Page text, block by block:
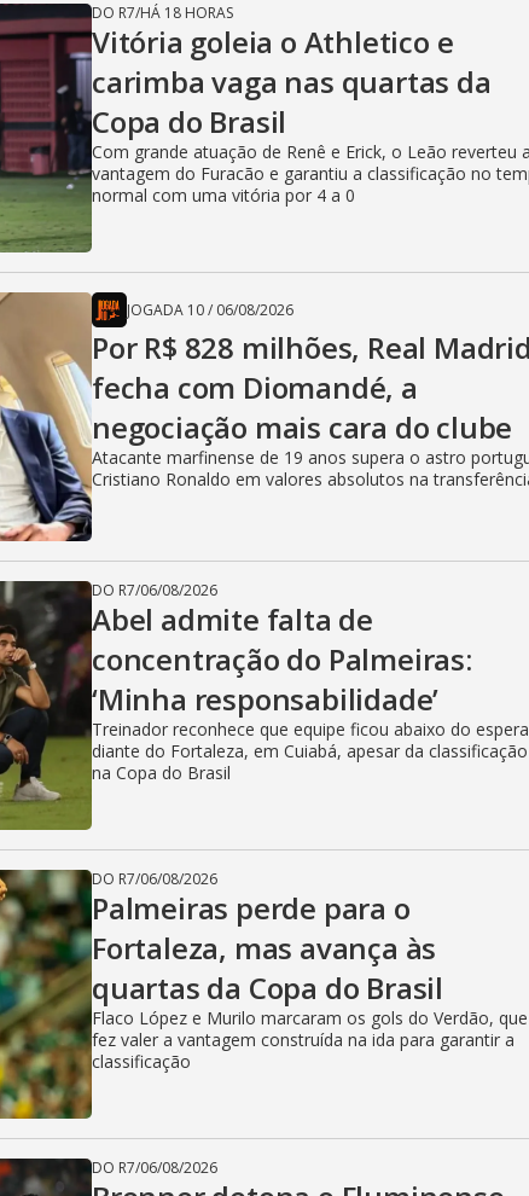
DO R7/HÁ 18 HORAS
Vitória goleia o Athletico e
carimba vaga nas quartas da
Copa do Brasil
Com grande atuação de Renê e Erick, o Leão reverteu a
vantagem do Furacão e garantiu a classificação no
normal com uma vitória por 4 a 0
JOGADA 10/ 06/08/2026
Por R$ 828 milhões, Real Madrid
fecha com Diomandé, a
negociação mais cara do clube
Atacante marfinense de 19 anos supera o astro
Cristiano Ronaldo em valores absolutos na
DO R7/06/08/2026
Abel admite falta de
concentração do Palmeiras:
‘Minha responsabilidade’
Treinador reconhece que equipe ficou abaixo do
diante do Fortaleza, em Cuiabá, apesar da classificação
na Copa do Brasil
DO R7/06/08/2026
Palmeiras perde para o
Fortaleza, mas avança às
quartas da Copa do Brasil
Flaco López e Murilo marcaram os gols do Verdão, que
fez valer a vantagem construída na ida para garantir a
classificação
DO R7/06/08/2026